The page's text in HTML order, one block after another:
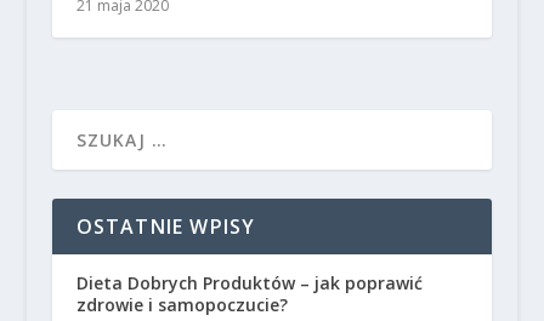
21 maja 2020
OSTATNIE WPISY
Dieta Dobrych Produktów – jak poprawić
zdrowie i samopoczucie?